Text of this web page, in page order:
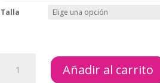
Talla
CORA
Añadir al carrito